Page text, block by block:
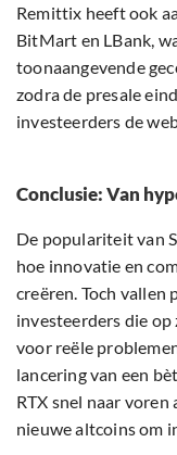
Remittix heeft ook
BitMart en LBank,
toonaangevende
zodra de presale
investeerders de
Conclusie: Van
De populariteit van
hoe innovatie en
creëren. Toch
investeerders die
voor reële
lancering van een
RTX snel naar voren
nieuwe altcoins om